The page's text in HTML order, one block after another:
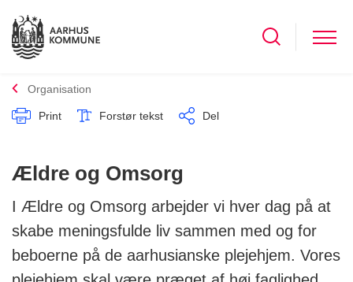
Organisation
Print Forstør tekst Del
Ældre og Omsorg
I Ældre og Omsorg arbejder vi hver dag på at
skabe meningsfulde liv sammen med og for
beboerne på de aarhusianske plejehjem. Vores